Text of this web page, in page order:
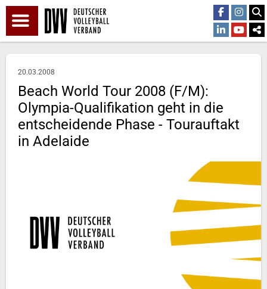
20.03.2008
Beach World Tour 2008 (F/M):
Olympia-Qualifikation geht in die
entscheidende Phase - Tourauftakt
in Adelaide